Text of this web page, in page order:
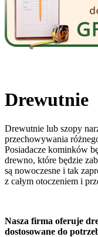
Drewutnie
Drewutnie lub szopy
przechowywania
Posiadacze kominków
drewno, które będzie
są nowoczesne i tak
z całym otoczeniem i
Nasza firma oferuje
dostosowane do